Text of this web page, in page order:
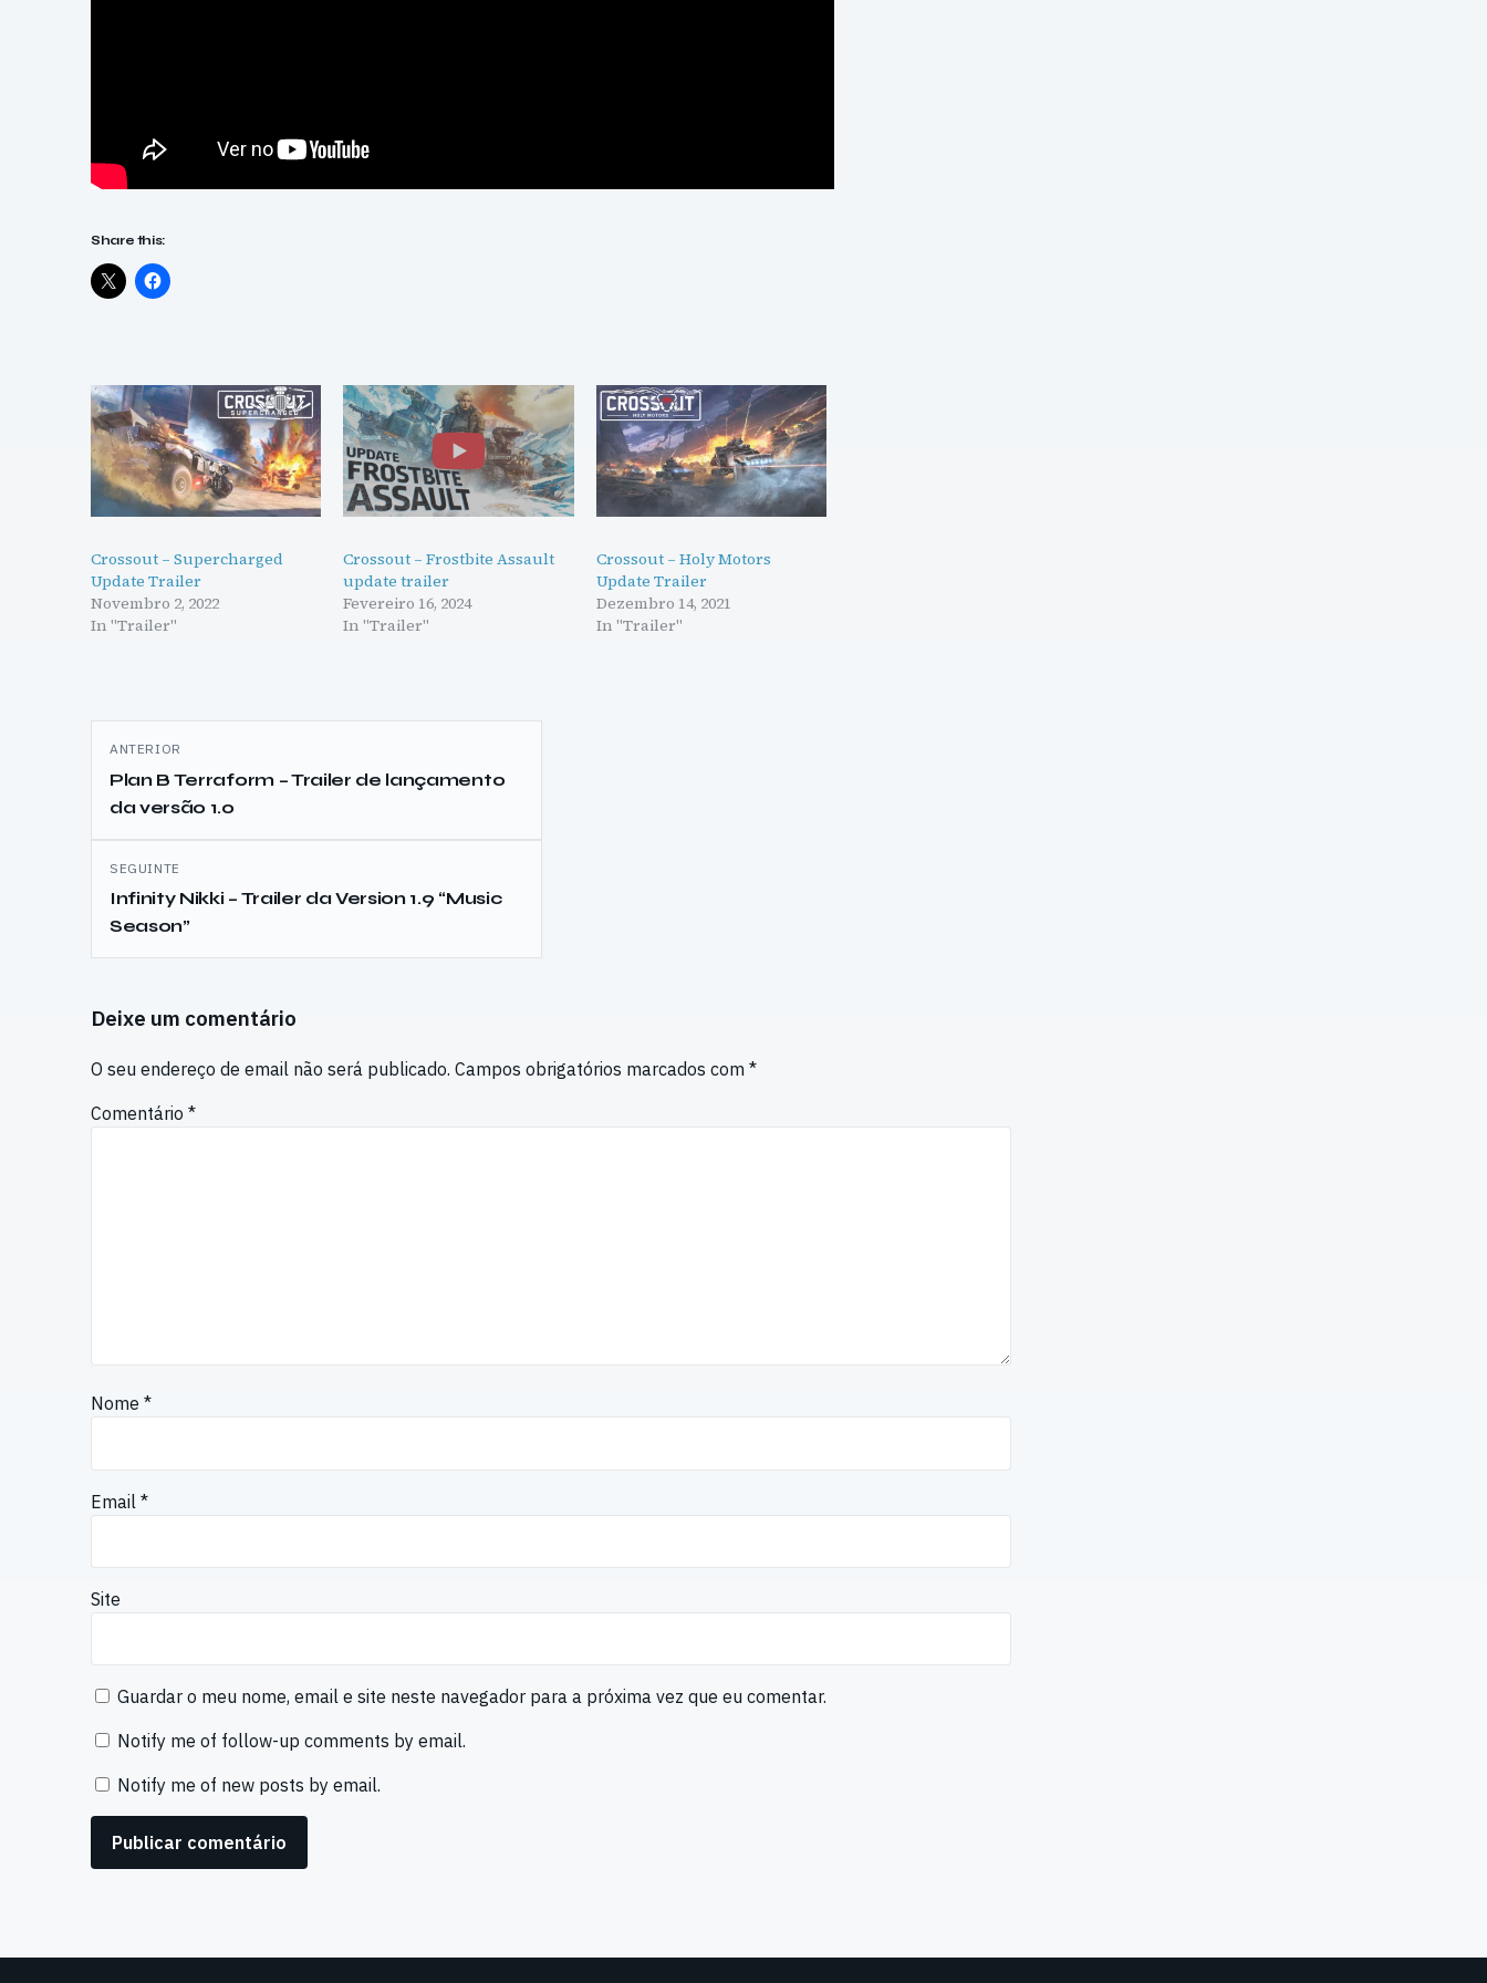
Share this:
Crossout – Supercharged
Update Trailer
Novembro 2, 2022
In "Trailer"
Crossout – Frostbite Assault
update trailer
Fevereiro 16, 2024
In "Trailer"
Crossout – Holy Motors
Update Trailer
Dezembro 14, 2021
In "Trailer"
Navegação
de
artigos
ANTERIOR
Plan B Terraform – Trailer de lançamento
da versão 1.0
SEGUINTE
Infinity Nikki – Trailer da Version 1.9 “Music
Season”
Deixe um comentário
O seu endereço de email não será publicado. Campos obrigatórios marcados com *
Comentário *
Nome *
Email *
Site
Guardar o meu nome, email e site neste navegador para a próxima vez que eu comentar.
Notify me of follow-up comments by email.
Notify me of new posts by email.